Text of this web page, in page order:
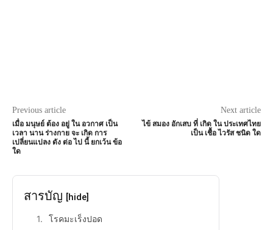
Previous article
เมื่อ มนุษย์ ต้อง อยู่ ใน อวกาศ เป็น
เวลา นาน ร่างกาย จะ เกิด การ
เปลี่ยนแปลง ดัง ต่อ ไป นี้ ยกเว้น ข้อ
ใด
Next article
ไข้ สมอง อักเสบ ที่ เกิด ใน ประเทศไทย
เป็น เชื้อ ไวรัส ชนิด ใด
สารบัญ [hide]
โรคมะเร็งปอด